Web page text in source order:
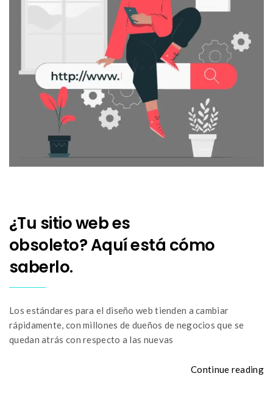
¿Tu sitio web es
obsoleto? Aquí está cómo
saberlo.
Los estándares para el diseño web tienden a cambiar
rápidamente, con millones de dueños de negocios que se
quedan atrás con respecto a las nuevas
Continue reading